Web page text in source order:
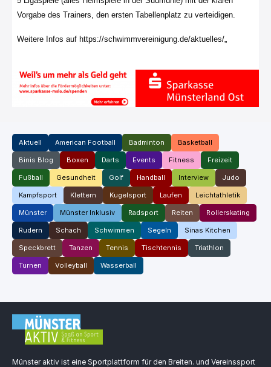
Vorgabe des Trainers, den ersten Tabellenplatz zu verteidigen.
Weitere Infos auf https://schwimmvereinigung.de/aktuelles/„
Aktuell American Football Badminton Basketball
Binis Blog Boxen Darts Events Fitness Freizeit
Fußball Gesundheit Golf Handball Interview Judo
Kampfsport Klettern Kugelsport Laufen Leichtathletik
Münster Münster Inklusiv Radsport Reiten Rollerskating
Rudern Schach Schwimmen Segeln Sinas Kitchen
Speckbrett Tanzen Tennis Tischtennis Triathlon
Turnen Volleyball Wasserball
Münster aktiv ist eine Sportplattform für den Breiten. und Vereinssport